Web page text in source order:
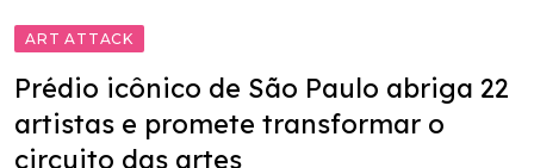
ART ATTACK
Prédio icônico de São Paulo abriga 22
artistas e promete transformar o
circuito das artes